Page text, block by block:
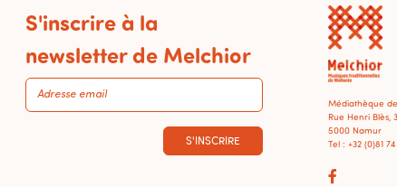
S'inscrire à la
newsletter de Melchior
S'INSCRIRE
Médiathèque
Rue Henri Blès,
5000 Namur
Tel : +32 (0)81